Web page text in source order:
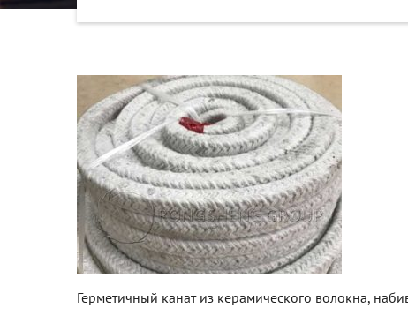
Герметичный канат из керамического волокна,